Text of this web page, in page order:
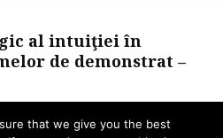
al intuiţiei în
de demonstrat –
that we give you the best